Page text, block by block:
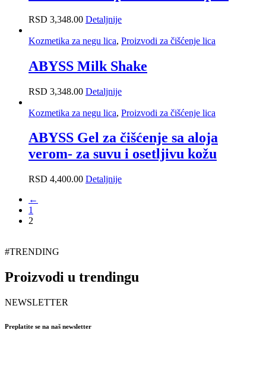
RSD 3,348.00 Detaljnije
Kozmetika za negu lica, Proizvodi za čišćenje lica
ABYSS Milk Shake
RSD 3,348.00 Detaljnije
Kozmetika za negu lica, Proizvodi za čišćenje lica
ABYSS Gel za čišćenje sa aloja
verom- za suvu i osetljivu kožu
RSD 4,400.00 Detaljnije
←
1
2
#TRENDING
Proizvodi u trendingu
NEWSLETTER
Preplatite se na naš newsletter